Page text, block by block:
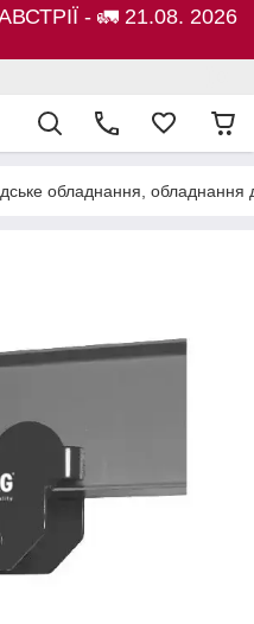
- 🚛 21.08. 2026
обладнання, обладнання